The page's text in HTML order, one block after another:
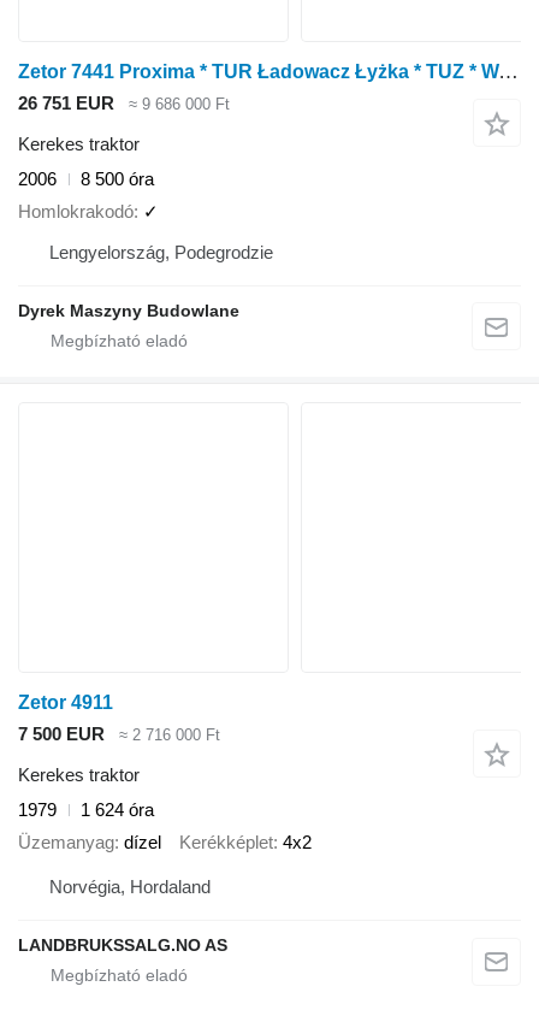
Zetor 7441 Proxima * TUR Ładowacz Łyżka * TUZ * Wałek
26 751 EUR ≈ 9 686 000 Ft
Kerekes traktor
2006
8 500 óra
Homlokrakodó ✓
Lengyelország, Podegrodzie
Dyrek Maszyny Budowlane
Zetor 4911
7 500 EUR
≈ 2 716 000 Ft
Kerekes traktor
1979
1 624 óra
Üzemanyag dízel Kerékképlet 4x2
Norvégia, Hordaland
LANDBRUKSSALG.NO AS